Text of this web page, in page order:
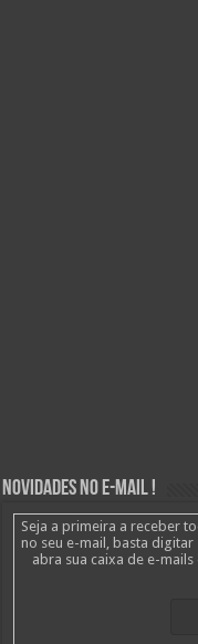
Novidades no E-mail !
Seja a primeira a receber
no seu e-mail, basta digitar
abra sua caixa de e-